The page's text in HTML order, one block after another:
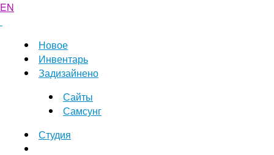
EN
Новое
Инвентарь
Задизайнено
Сайты
Самсунг
Студия